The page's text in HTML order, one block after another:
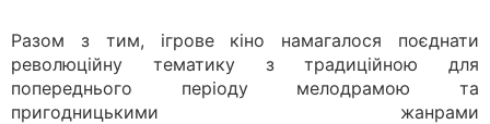
Разом з тим, ігрове кіно намагалося поєднати
революційну тематику з традиційною для
попереднього періоду мелодрамою та
пригодницькими жанрами